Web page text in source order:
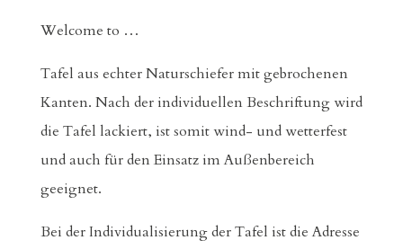
Welcome to …
Tafel aus echter Naturschiefer mit gebrochenen
Kanten. Nach der individuellen Beschriftung wird
die Tafel lackiert, ist somit wind- und wetterfest
und auch für den Einsatz im Außenbereich
geeignet.
Bei der Individualisierung der Tafel ist die Adresse